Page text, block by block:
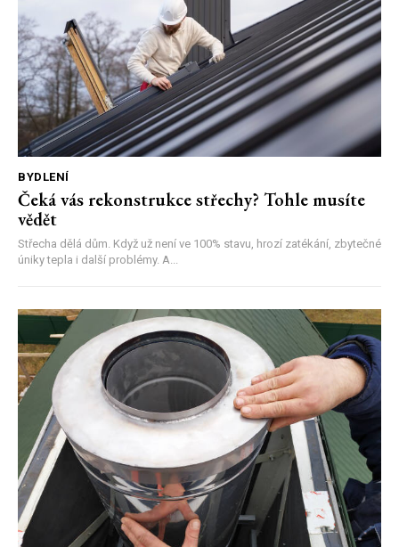
BYDLENÍ
Čeká vás rekonstrukce střechy? Tohle musíte
vědět
Střecha dělá dům. Když už není ve 100% stavu, hrozí zatékání, zbytečné
úniky tepla i další problémy. A...